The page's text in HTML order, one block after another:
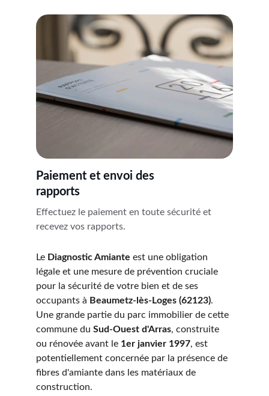
Paiement et envoi des
rapports
Effectuez le paiement en toute sécurité et
recevez vos rapports.
Le Diagnostic Amiante est une obligation
légale et une mesure de prévention cruciale
pour la sécurité de votre bien et de ses
occupants à Beaumetz-lès-Loges (62123).
Une grande partie du parc immobilier de cette
commune du Sud-Ouest d'Arras, construite
ou rénovée avant le 1er janvier 1997, est
potentiellement concernée par la présence de
fibres d'amiante dans les matériaux de
construction.